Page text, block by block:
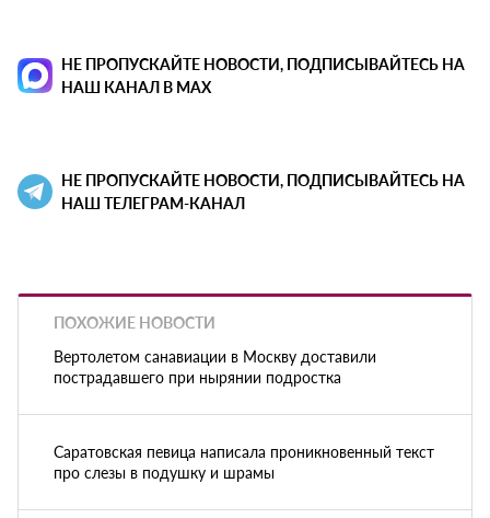
НЕ ПРОПУСКАЙТЕ НОВОСТИ, ПОДПИСЫВАЙТЕСЬ НА
НАШ КАНАЛ В MAX
НЕ ПРОПУСКАЙТЕ НОВОСТИ, ПОДПИСЫВАЙТЕСЬ НА
НАШ ТЕЛЕГРАМ-КАНАЛ
ПОХОЖИЕ НОВОСТИ
Вертолетом санавиации в Москву доставили
пострадавшего при нырянии подростка
Саратовская певица написала проникновенный текст
про слезы в подушку и шрамы